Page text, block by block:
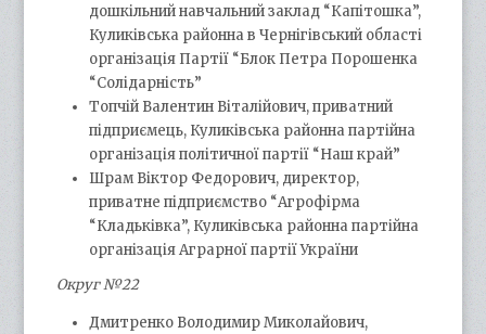
дошкільний навчальний заклад “Капітошка”,
Куликівська районна в Чернігівський області
організація Партії “Блок Петра Порошенка
“Солідарність”
Топчій Валентин Віталійович, приватний
підприємець, Куликівська районна партійна
організація політичної партії “Наш край”
Шрам Віктор Федорович, директор,
приватне підприємство “Агрофірма
“Кладьківка”, Куликівська районна партійна
організація Аграрної партії України
Округ №22
Дмитренко Володимир Миколайович,